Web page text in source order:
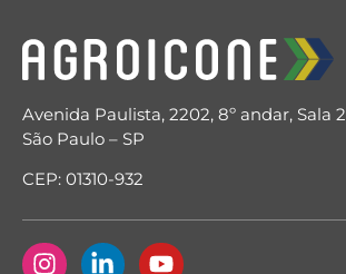
Avenida Paulista, 2202, 8º andar, Sala 2
São Paulo – SP
CEP: 01310-932